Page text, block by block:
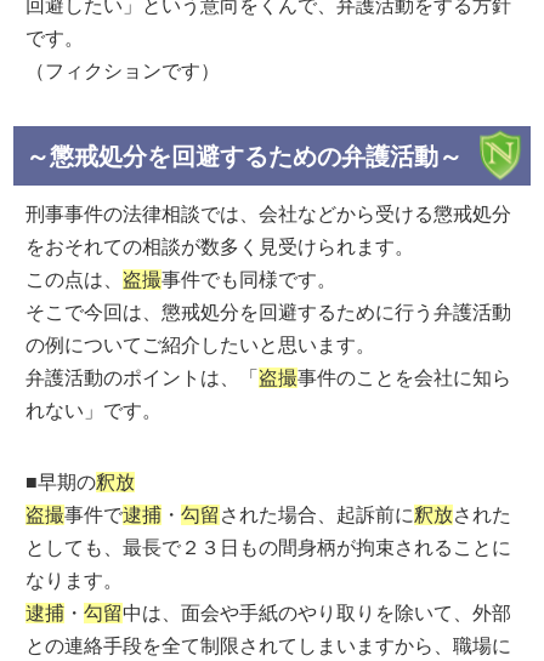
回避したい」という意向をくんで、弁護活動をする方針
です。
（フィクションです）
～懲戒処分を回避するための弁護活動～
刑事事件の法律相談では、会社などから受ける懲戒処分
をおそれての相談が数多く見受けられます。
この点は、 盗撮事件でも同様です。
そこで今回は、懲戒処分を回避するために行う弁護活動
の例についてご紹介したいと思います。
弁護活動のポイントは、「 盗撮事件のことを会社に知ら
れない」です。
■早期の釈放
盗撮事件で逮捕 ・勾留 された場合、起訴前に釈放された
としても、最長で２３日もの間身柄が拘束されることに
なります。
逮捕 ・勾留中は、面会や手紙のやり取りを除いて、外部
との連絡手段を全て制限されてしまいますから、職場に